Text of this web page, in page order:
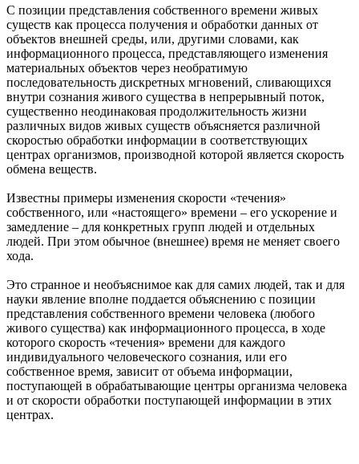
С позиции представления собственного времени живых
существ как процесса получения и обработки данных от
объектов внешней среды, или, другими словами, как
информационного процесса, представляющего изменения
материальных объектов через необратимую
последовательность дискретных мгновений, сливающихся
внутри сознания живого существа в непрерывный поток,
существенно неодинаковая продолжительность жизни
различных видов живых существ объясняется различной
скоростью обработки информации в соответствующих
центрах организмов, производной которой является скорость
обмена веществ.
Известны примеры изменения скорости «течения»
собственного, или «настоящего» времени – его ускорение и
замедление – для конкретных групп людей и отдельных
людей. При этом обычное (внешнее) время не меняет своего
хода.
Это странное и необъяснимое как для самих людей, так и для
науки явление вполне поддается объяснению с позиции
представления собственного времени человека (любого
живого существа) как информационного процесса, в ходе
которого скорость «течения» времени для каждого
индивидуального человеческого сознания, или его
собственное время, зависит от объема информации,
поступающей в обрабатывающие центры организма человека
и от скорости обработки поступающей информации в этих
центрах.